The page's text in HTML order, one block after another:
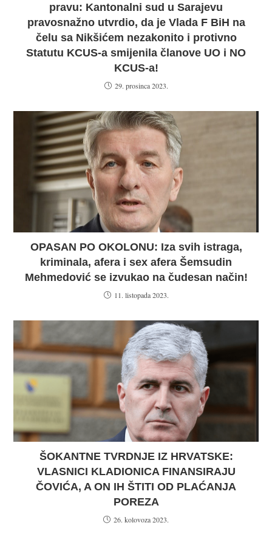
pravu: Kantonalni sud u Sarajevu
pravosnažno utvrdio, da je Vlada F BiH na
čelu sa Nikšićem nezakonito i protivno
Statutu KCUS-a smijenila članove UO i NO
KCUS-a!
29. prosinca 2023.
OPASAN PO OKOLONU: Iza svih istraga,
kriminala, afera i sex afera Šemsudin
Mehmedović se izvukao na čudesan način!
11. listopada 2023.
ŠOKANTNE TVRDNJE IZ HRVATSKE:
VLASNICI KLADIONICA FINANSIRAJU
ČOVIĆA, A ON IH ŠTITI OD PLAĆANJA
POREZA
26. kolovoza 2023.